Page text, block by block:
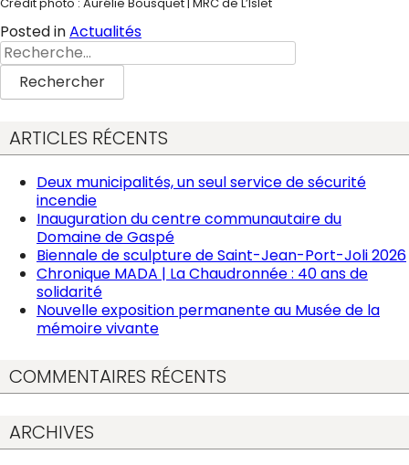
Crédit photo : Aurélie Bousquet | MRC de L’Islet
Posted inActualités
Rechercher :
ARTICLES RÉCENTS
Deux municipalités, un seul service de sécurité
incendie
Inauguration du centre communautaire du
Domaine de Gaspé
Biennale de sculpture de Saint-Jean-Port-Joli 2026
Chronique MADA | La Chaudronnée : 40 ans de
solidarité
Nouvelle exposition permanente au Musée de la
mémoire vivante
COMMENTAIRES RÉCENTS
ARCHIVES